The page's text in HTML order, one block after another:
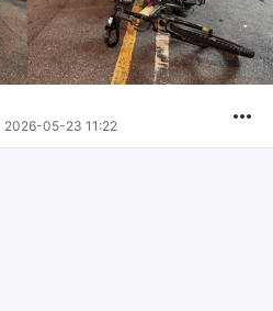
2026-05-23 11:22